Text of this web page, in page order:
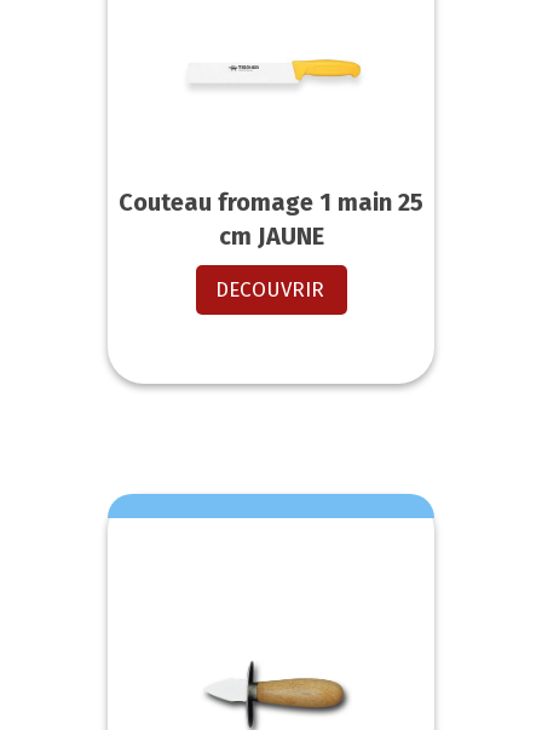
Couteau fromage 1 main 25
cm JAUNE
DECOUVRIR